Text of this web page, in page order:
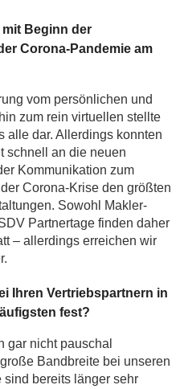
mit Beginn der
Corona-Pandemie am
vom persönlichen und
zum rein virtuellen stellte
alle dar. Allerdings konnten
schnell an die neuen
Kommunikation zum
Corona-Krise den größten
Sowohl Makler-
Partnertage finden daher
– allerdings erreichen wir
Ihren Vertriebspartnern in
fest?
gar nicht pauschal
Bandbreite bei unseren
sind bereits länger sehr